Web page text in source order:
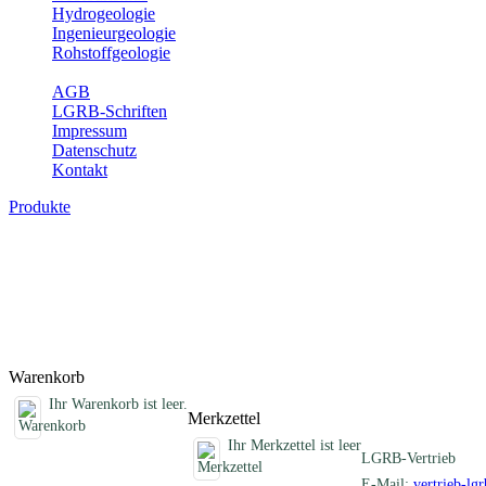
Hydrogeologie
Ingenieurgeologie
Rohstoffgeologie
AGB
LGRB-Schriften
Impressum
Datenschutz
Kontakt
Produkte
Warenkorb
Ihr Warenkorb ist leer.
Merkzettel
Ihr Merkzettel ist leer
LGRB-Vertrieb